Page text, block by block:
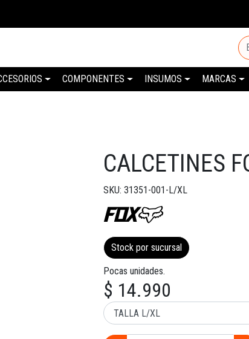
COMPONENTES INSUMOS MARCAS
CALCETINES
SKU: 31351-001-L/XL
Stock por sucursal
Pocas unidades.
$ 14.990